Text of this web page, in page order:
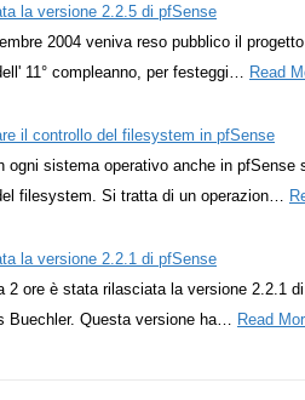
la versione 2.2.5 di pfSense
2004 veniva reso pubblico il
11° compleanno, per festeggi… Read
il controllo del filesystem in pfSense
ogni sistema operativo anche in
filesystem. Si tratta di un operazion…
la versione 2.2.1 di pfSense
2 ore è stata rilasciata la versione 2.2.1
Buechler. Questa versione ha… Read